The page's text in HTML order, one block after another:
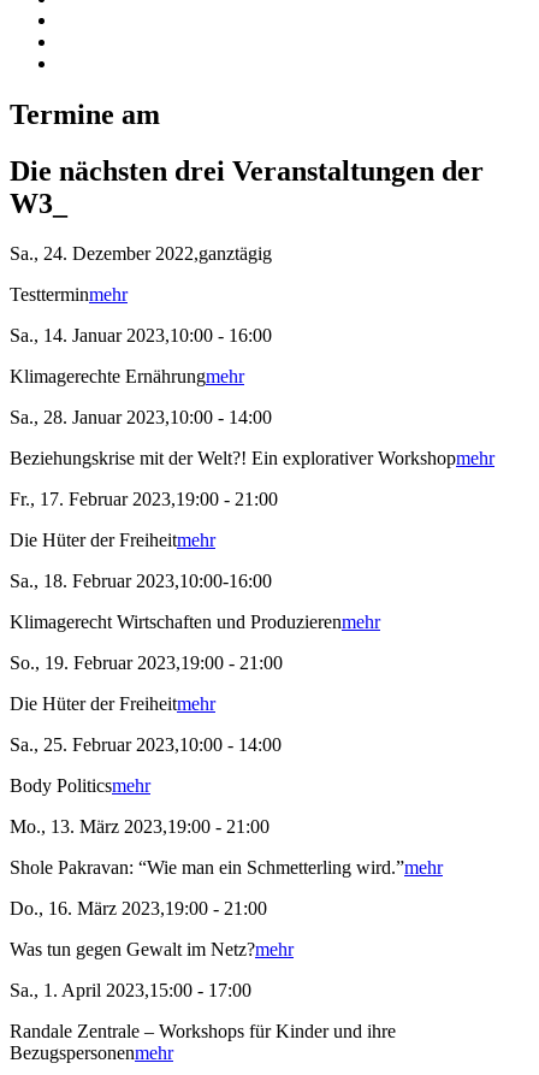
Termine am
Die nächsten drei Veranstaltungen der
W3_
Sa., 24. Dezember 2022,ganztägig
Testterminmehr
Sa., 14. Januar 2023,10:00 - 16:00
Klimagerechte Ernährungmehr
Sa., 28. Januar 2023,10:00 - 14:00
Beziehungskrise mit der Welt?! Ein explorativer Workshopmehr
Fr., 17. Februar 2023,19:00 - 21:00
Die Hüter der Freiheitmehr
Sa., 18. Februar 2023,10:00-16:00
Klimagerecht Wirtschaften und Produzierenmehr
So., 19. Februar 2023,19:00 - 21:00
Die Hüter der Freiheitmehr
Sa., 25. Februar 2023,10:00 - 14:00
Body Politicsmehr
Mo., 13. März 2023,19:00 - 21:00
Shole Pakravan: “Wie man ein Schmetterling wird.”mehr
Do., 16. März 2023,19:00 - 21:00
Was tun gegen Gewalt im Netz?mehr
Sa., 1. April 2023,15:00 - 17:00
Randale Zentrale – Workshops für Kinder und ihre
Bezugspersonenmehr